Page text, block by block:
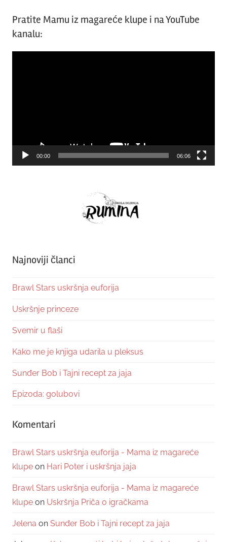
Pratite Mamu iz magareće klupe i na YouTube
kanalu:
00:00 06:06
Najnoviji članci
Brawl Stars uskršnja euforija
Uskršnje princeze
Svemir u flaši
Kako me je knjiga udarila u pleksus
Sunđer Bob i Tajni recept za jaja
Epizoda: golubovi
Komentari
Brawl Stars uskršnja euforija - Mama iz magareće
klupe on Hari Poter i uskršnja jaja
Brawl Stars uskršnja euforija - Mama iz magareće
klupe on Uskršnja Priča o igračkama
Jelena on Sunđer Bob i Tajni recept za jaja